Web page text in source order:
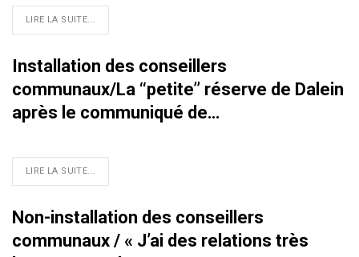
LIRE LA SUITE...
Installation des conseillers
communaux/La ‘‘petite’’ réserve de Dalein
après le communiqué de…
LIRE LA SUITE...
Non-installation des conseillers
communaux / « J’ai des relations très